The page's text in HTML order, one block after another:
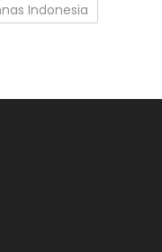
Indonesia